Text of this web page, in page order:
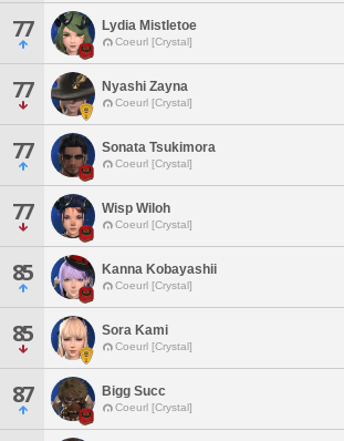
77 Lydia Mistletoe
Coeurl [Crystal]
77 Nyashi Zayna
Coeurl [Crystal]
77 Sonata Tsukimora
Coeurl [Crystal]
77 Wisp Wiloh
Coeurl [Crystal]
85 Kanna Kobayashii
Coeurl [Crystal]
85 Sora Kami
Coeurl [Crystal]
87 Bigg Succ
Coeurl [Crystal]